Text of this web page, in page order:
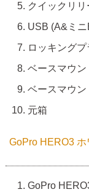
クイックリ
USB (A&ミ
ロッキングプ
ベースマウン
ベースマウン
元箱
GoPro HERO3
GoPro